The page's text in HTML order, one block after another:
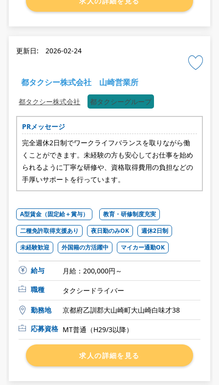
更新日: 2026-02-24
都タクシー株式会社 山崎営業所
都タクシー株式会社 都タクシーグループ
PRメッセージ
完全週休2日制でワークライフバランスを取りながら働
くことができます。未経験の方も安心してお仕事を始め
られるように丁寧な研修や、資格取得費用の負担などの
手厚いサポートを行っています。
A型賃金（固定給＋賞与）
教育・研修制度充実
二種免許取得支援あり
夜日勤のみOK
週休2日制
未経験歓迎
外国籍の方活躍中 マイカー通勤OK
給与
月給：200,000円～
職種
タクシードライバー
勤務地
京都府乙訓郡大山崎町大山崎白味才38
応募資格 MT普通（H29/3以降）
求人の詳細を見る